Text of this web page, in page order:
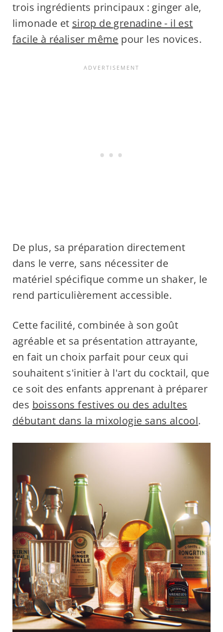
trois ingrédients principaux : ginger ale,
limonade et sirop de grenadine - il est
facile à réaliser même pour les novices.
De plus, sa préparation directement
dans le verre, sans nécessiter de
matériel spécifique comme un shaker, le
rend particulièrement accessible.
Cette facilité, combinée à son goût
agréable et sa présentation attrayante,
en fait un choix parfait pour ceux qui
souhaitent s'initier à l'art du cocktail, que
ce soit des enfants apprenant à préparer
des boissons festives ou des adultes
débutant dans la mixologie sans alcool.